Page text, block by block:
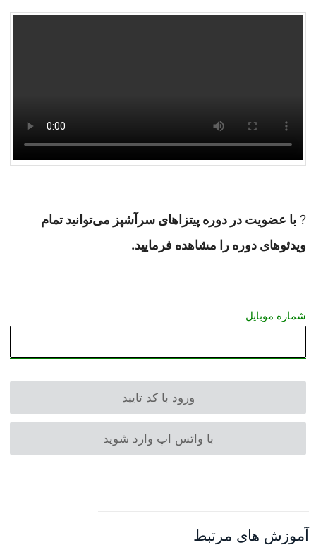
?با عضویت در دوره پیتزاهای سرآشپز می‌توانید تمام
ویدئوهای دوره را مشاهده فرمایید.
شماره موبایل
ورود با کد تایید
با واتس اپ وارد شوید
آموزش های مرتبط